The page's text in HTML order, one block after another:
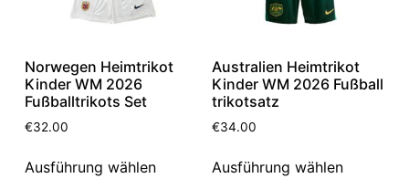
Norwegen Heimtrikot
Kinder WM 2026
Fußballtrikots Set
€32.00
Ausführung wählen
Australien Heimtrikot
Kinder WM 2026 Fußball
trikotsatz
€34.00
Ausführung wählen